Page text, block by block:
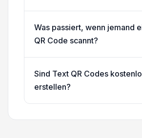
Was passiert, wenn jemand
QR Code scannt?
Sind Text QR Codes
erstellen?